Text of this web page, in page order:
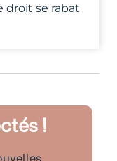
droit se rabat
!